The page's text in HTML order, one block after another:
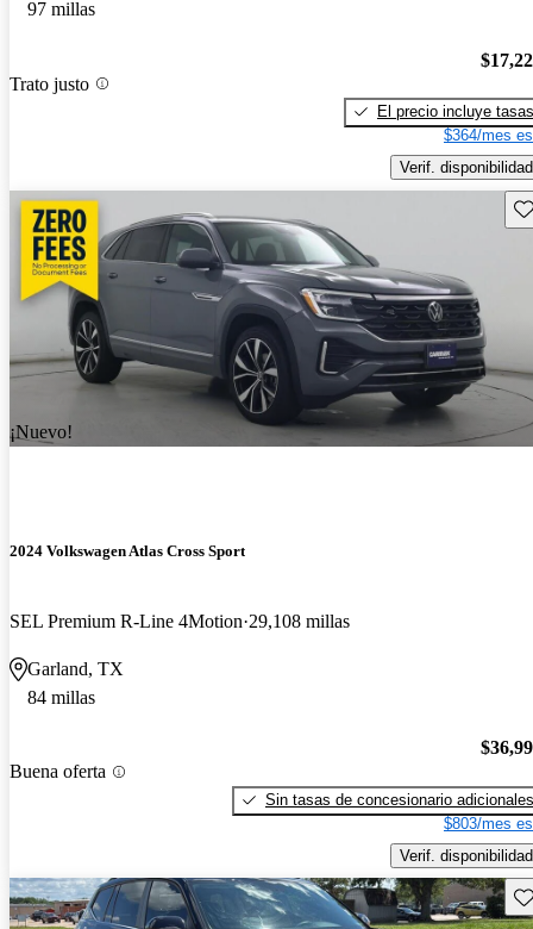
97 millas
Trato justo
El precio incluye tasas
$364/mes
Verif. disponibilidad
¡Nuevo!
2024 Volkswagen Atlas Cross Sport
SEL Premium R-Line 4Motion 29,108 millas
Garland, TX
84 millas
Buena oferta
Sin tasas de concesionario adicionales
$803/mes
Verif. disponibilidad